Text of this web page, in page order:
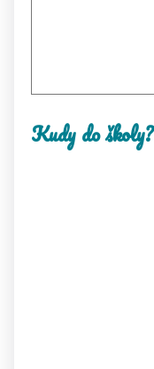
Kudy do školy?